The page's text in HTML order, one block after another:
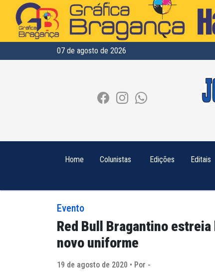
07 de agosto de 2026
Home Colunistas Edições Editais
Evento
Red Bull Bragantino
novo uniforme
19 de agosto de 2020 • Por -